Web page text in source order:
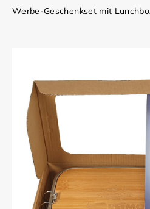
Werbe-Geschenkset mit